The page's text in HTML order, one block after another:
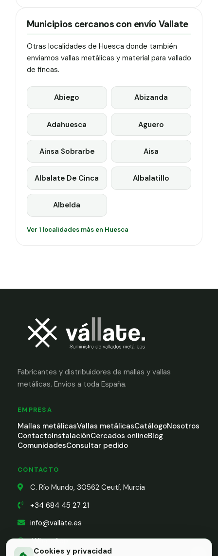
Cookies y privacidad
Municipios cercanos con envío Vallate
Otras localidades de Huesca donde también
enviamos vallas metálicas y material para vallado
de fincas.
Abiego Abizanda
Adahuesca Aguero
Ainsa Sobrarbe Aisa
Albalate De Cinca Albalatillo
Albelda
Ver 1 localidades más en Huesca
Fabricantes y distribuidores de mallas y vallas
metálicas. Envíos a toda España.
EMPRESA
Mallas metálicasVallas metálicasCatálogoNosotros
ContactoInstalaciónCercados onlineBlog
ComunidadesConsultar pedido
CONTACTO
C. Río Mundo, 30562 Ceutí, Murcia
+34 684 45 27 21
info@vallate.es
WhatsApp